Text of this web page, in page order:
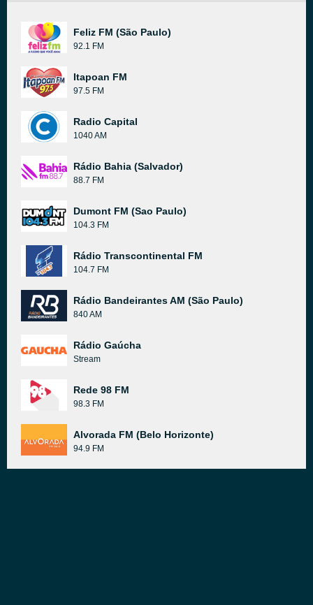
Feliz FM (São Paulo)
92.1 FM
Itapoan FM
97.5 FM
Radio Capital
1040 AM
Rádio Bahia (Salvador)
88.7 FM
Dumont FM (Sao Paulo)
104.3 FM
Rádio Transcontinental FM
104.7 FM
Rádio Bandeirantes AM (São Paulo)
840 AM
Rádio Gaúcha
Stream
Rede 98 FM
98.3 FM
Alvorada FM (Belo Horizonte)
94.9 FM